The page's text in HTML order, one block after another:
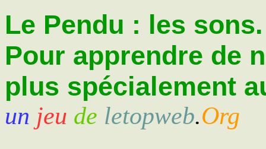
Le Pendu : les sons.
Pour apprendre de
plus spécialement
un jeu de letopweb.Org